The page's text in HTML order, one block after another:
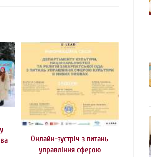
Онлайн-зустріч з питань
управління сферою